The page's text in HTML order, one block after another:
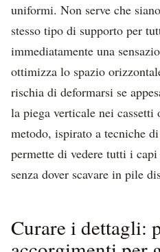
uniformi. Non serve che
stesso tipo di supporto per
immediatamente una
ottimizza lo spazio
rischia di deformarsi se
la piega verticale nei
metodo, ispirato a tecniche
permette di vedere tutti i capi
senza dover scavare in pile
Curare i dettagli: